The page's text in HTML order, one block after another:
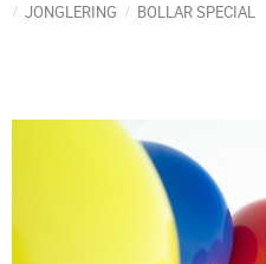
JONGLERING BOLLAR SPECIAL